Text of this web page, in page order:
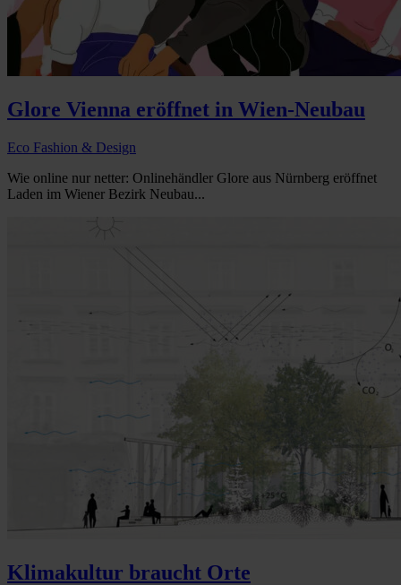
Glore Vienna eröffnet in Wien-Neubau
Eco Fashion & Design
Wie online nur netter: Onlinehändler Glore aus Nürnberg eröffnet
Laden im Wiener Bezirk Neubau...
Klimakultur braucht Orte